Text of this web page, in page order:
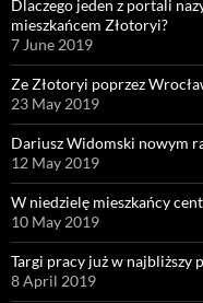
Dlaczego jeden z portali
mieszkańcem Złotoryi?
7 June 2019
Ze Złotoryi poprzez
23 May 2019
Dariusz Widomski nowym
12 May 2019
W niedzielę mieszkańcy
10 May 2019
Targi pracy już w najbliższy
8 April 2019